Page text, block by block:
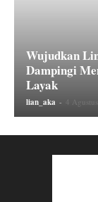
Wujudkan
Dampingi
Layak
lian_aka - 4